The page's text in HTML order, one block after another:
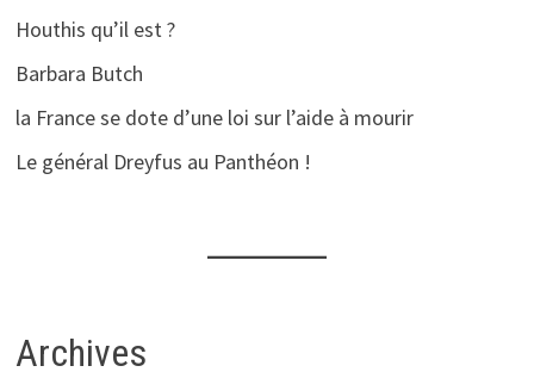
Houthis qu’il est ?
Barbara Butch
la France se dote d’une loi sur l’aide à mourir
Le général Dreyfus au Panthéon !
Archives